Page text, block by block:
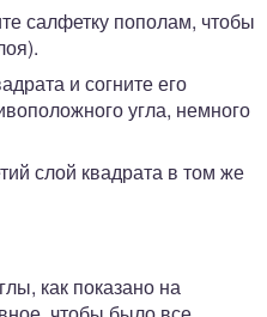
салфетку пополам, чтобы
и согните его
угла, немного
слой квадрата в том же
как показано на